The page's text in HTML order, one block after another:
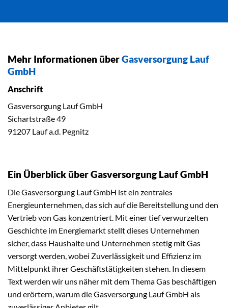
Mehr Informationen überGasversorgung Lauf
GmbH
Anschrift
Gasversorgung Lauf GmbH
Sichartstraße 49
91207 Lauf a.d. Pegnitz
Ein Überblick über Gasversorgung Lauf GmbH
Die Gasversorgung Lauf GmbH ist ein zentrales
Energieunternehmen, das sich auf die Bereitstellung und den
Vertrieb von Gas konzentriert. Mit einer tief verwurzelten
Geschichte im Energiemarkt stellt dieses Unternehmen
sicher, dass Haushalte und Unternehmen stetig mit Gas
versorgt werden, wobei Zuverlässigkeit und Effizienz im
Mittelpunkt ihrer Geschäftstätigkeiten stehen. In diesem
Text werden wir uns näher mit dem Thema Gas beschäftigen
und erörtern, warum die Gasversorgung Lauf GmbH als